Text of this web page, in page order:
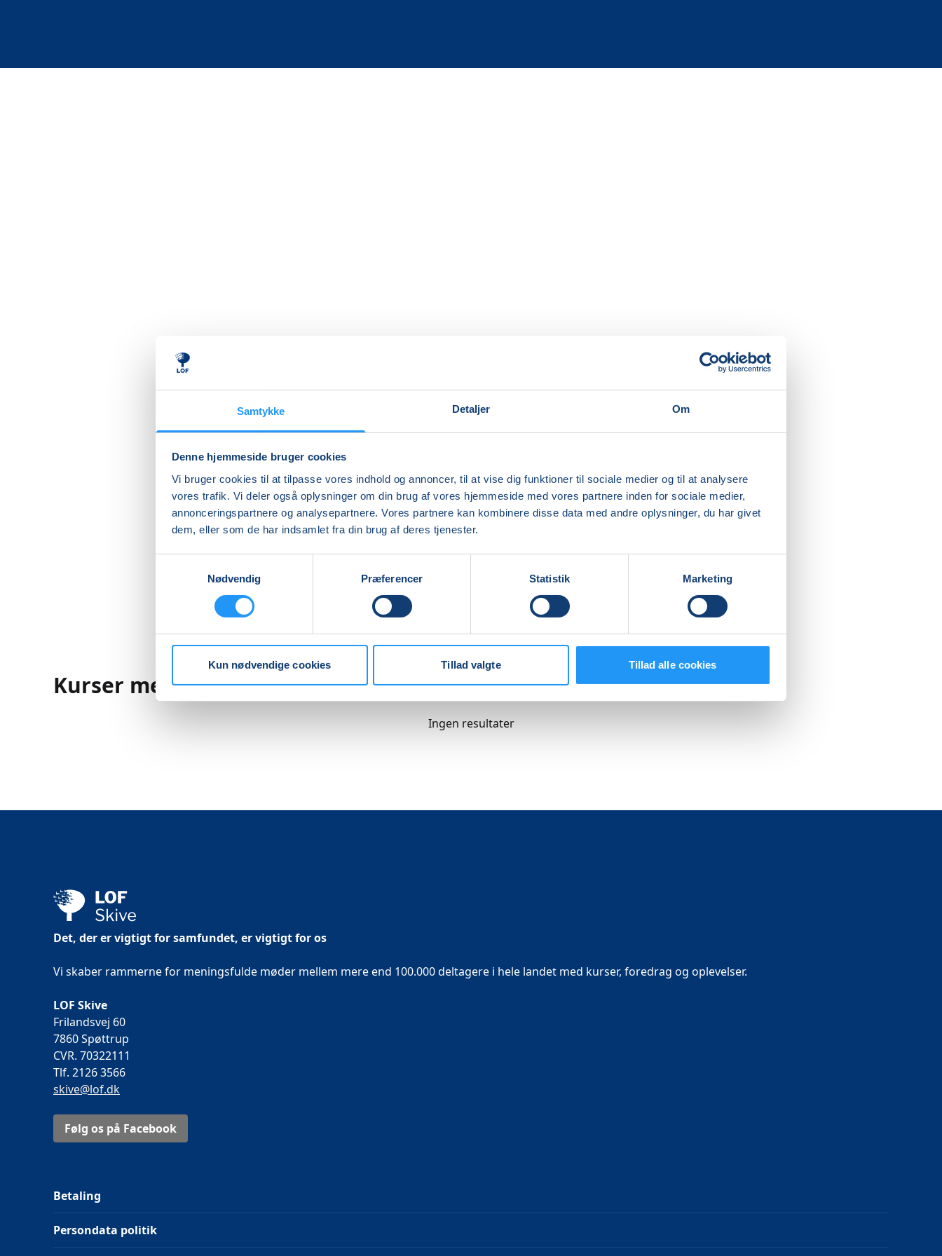
Samtykke Detaljer Om
Denne hjemmeside bruger cookies
Vi bruger cookies til at tilpasse vores indhold og annoncer, til at vise dig funktioner til sociale medier og til at analysere
vores trafik. Vi deler også oplysninger om din brug af vores hjemmeside med vores partnere inden for sociale medier,
annonceringspartnere og analysepartnere. Vores partnere kan kombinere disse data med andre oplysninger, du har givet
dem, eller som de har indsamlet fra din brug af deres tjenester.
Nødvendig
Præferencer Statistik Marketing
Kun nødvendige cookies Tillad valgte Tillad alle cookies
Kan træffes på tlf.: 21 26 35 66
Kurser med Inger Kristensen
Ingen resultater
Det, der er vigtigt for samfundet, er vigtigt for os
Vi skaber rammerne for meningsfulde møder mellem mere end 100.000 deltagere i hele landet med kurser, foredrag og oplevelser.
LOF Skive
Frilandsvej 60
7860 Spøttrup
CVR. 70322111
Tlf. 2126 3566
skive@lof.dk
Følg os på Facebook
Betaling
Persondata politik